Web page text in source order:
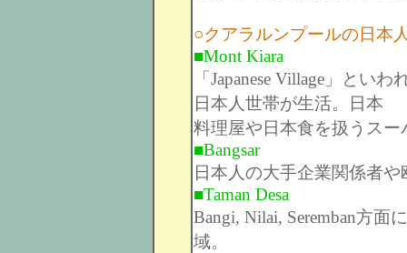
○クアラルンプールの日本
■Mont Kiara
「Japanese Village」とい
日本人世帯が生活。日本
料理屋や日本食を扱うス
■Bangsar
日本人の大手企業関係者
■Taman Desa
Bangi, Nilai, Seremban方面
域。